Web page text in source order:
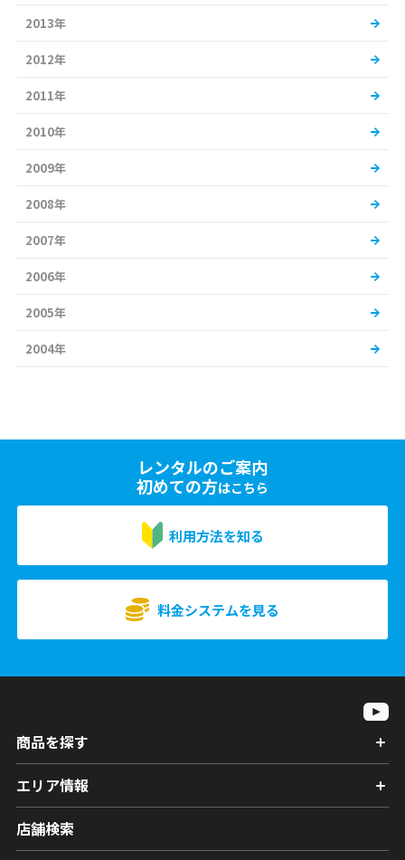
2013年
2012年
2011年
2010年
2009年
2008年
2007年
2006年
2005年
2004年
レンタルのご案内
初めての方はこちら
利用方法を知る
料金システムを見る
商品を探す
エリア情報
店舗検索